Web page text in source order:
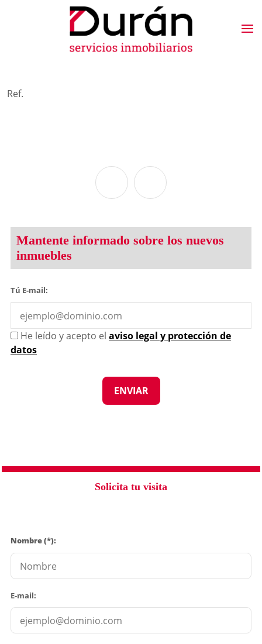
Ref.
Solicita tu visita
Nombre (*):
E-mail:
Mantente informado sobre los nuevos
inmuebles
Tú E-mail:
He leído y acepto el aviso legal y protección de
datos